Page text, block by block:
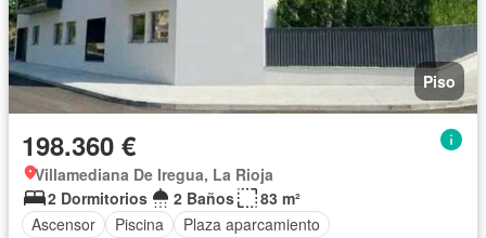
Piso
198.360 €
Villamediana De Iregua, La Rioja
2 Dormitorios
2 Baños
83 m²
Ascensor
Piscina Plaza aparcamiento